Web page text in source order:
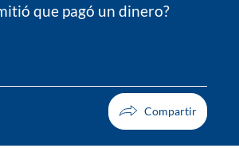
que pagó un dinero?